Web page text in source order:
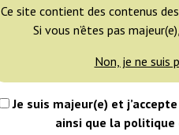
Ce site contient des contenus
Si vous n’êtes pas
Non, je ne suis
Je suis majeur(e) et
ainsi que la